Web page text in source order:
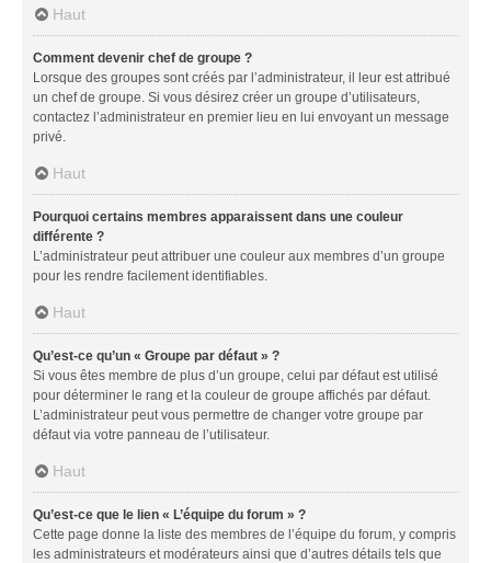
Haut
Comment devenir chef de groupe ?
Lorsque des groupes sont créés par l’administrateur, il leur est attribué
un chef de groupe. Si vous désirez créer un groupe d’utilisateurs,
contactez l’administrateur en premier lieu en lui envoyant un message
privé.
Haut
Pourquoi certains membres apparaissent dans une couleur
différente ?
L’administrateur peut attribuer une couleur aux membres d’un groupe
pour les rendre facilement identifiables.
Haut
Qu’est-ce qu’un « Groupe par défaut » ?
Si vous êtes membre de plus d’un groupe, celui par défaut est utilisé
pour déterminer le rang et la couleur de groupe affichés par défaut.
L’administrateur peut vous permettre de changer votre groupe par
défaut via votre panneau de l’utilisateur.
Haut
Qu’est-ce que le lien « L’équipe du forum » ?
Cette page donne la liste des membres de l’équipe du forum, y compris
les administrateurs et modérateurs ainsi que d’autres détails tels que